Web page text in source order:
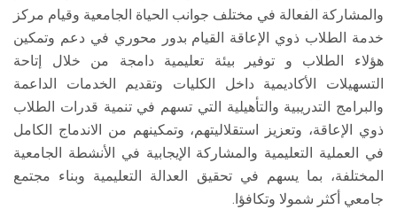
والمشاركة الفعالة في مختلف جوانب الحياة الجامعية وقيام مركز
خدمة الطلاب ذوي الإعاقة القيام بدور محوري في دعم وتمكين
هؤلاء الطلاب و توفير بيئة تعليمية دامجة من خلال إتاحة
التسهيلات الأكاديمية داخل الكليات وتقديم الخدمات الداعمة
والبرامج التدريبية والتأهيلية التي تسهم في تنمية قدرات الطلاب
ذوي الإعاقة، وتعزيز استقلاليتهم، وتمكينهم من الاندماج الكامل
في العملية التعليمية والمشاركة الإيجابية في الأنشطة الجامعية
المختلفة، بما يسهم في تحقيق العدالة التعليمية وبناء مجتمع
جامعي أكثر شمولا وتكافؤا.